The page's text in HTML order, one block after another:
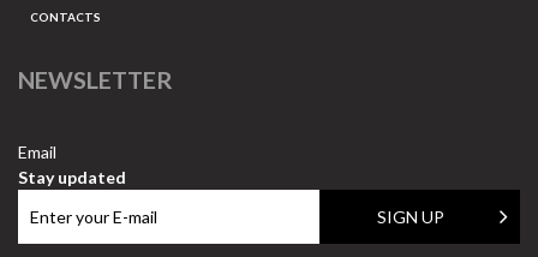
CONTACTS
NEWSLETTER
Email
Stay updated